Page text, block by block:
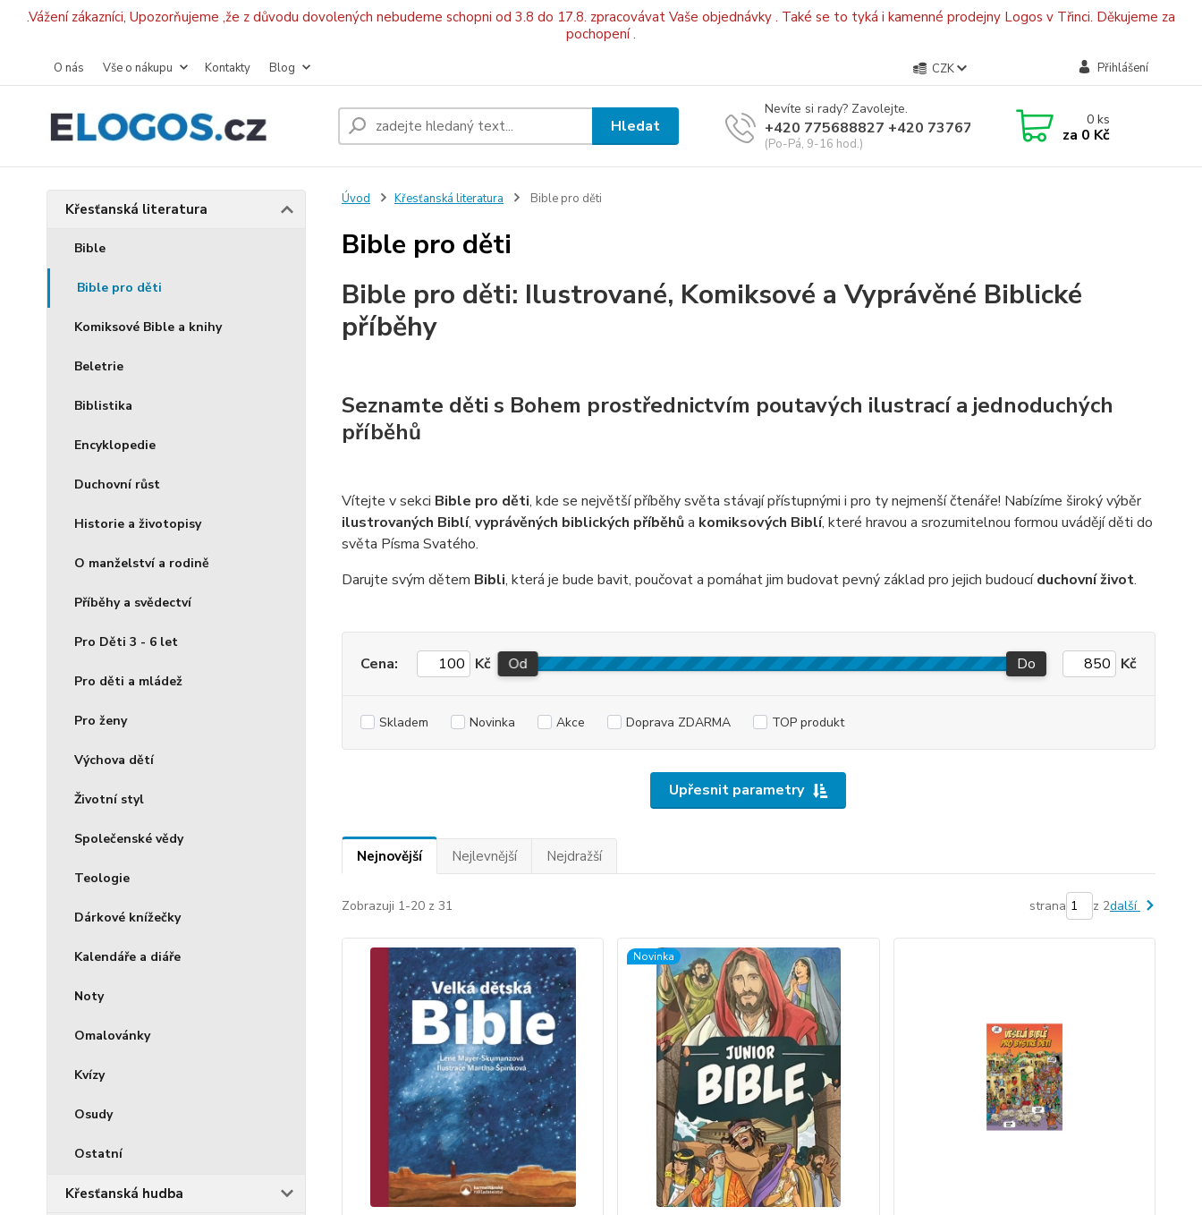
.Vážení zákazníci, Upozorňujeme ,že z důvodu dovolených nebudeme schopni od 3.8 do 17.8. zpracovávat Vaše objednávky . Také se to tyká i kamenné prodejny Logos v Třinci. Děkujeme za
pochopení .
O nás Vše o nákupu Kontakty Blog CZK Přihlášení
Hledat
Nevíte si rady? Zavolejte.
+420 775688827 +420 737670415
(Po-Pá, 9-16 hod.)
0ks
za 0 Kč
Křesťanská literatura
Bible
Bible pro děti
Komiksové Bible a knihy
Beletrie
Biblistika
Encyklopedie
Duchovní růst
Historie a životopisy
O manželství a rodině
Příběhy a svědectví
Pro Děti 3 - 6 let
Pro děti a mládež
Pro ženy
Výchova dětí
Životní styl
Společenské vědy
Teologie
Dárkové knížečky
Kalendáře a diáře
Noty
Omalovánky
Kvízy
Osudy
Ostatní
Křesťanská hudba
Úvod Křesťanská literatura Bible pro děti
Bible pro děti
Bible pro děti: Ilustrované, Komiksové a Vyprávěné Biblické
příběhy
Seznamte děti s Bohem prostřednictvím poutavých ilustrací a jednoduchých
příběhů
Vítejte v sekci Bible pro děti, kde se největší příběhy světa stávají přístupnými i pro ty nejmenší čtenáře! Nabízíme široký výběr
ilustrovaných Biblí, vyprávěných biblických příběhůa komiksových Biblí, které hravou a srozumitelnou formou uvádějí děti do
světa Písma Svatého.
Darujte svým dětem Bibli, která je bude bavit, poučovat a pomáhat jim budovat pevný základ pro jejich budoucíduchovní život.
Upřesnit parametry
Cena: Kč Od Do Kč
Skladem Novinka Akce Doprava ZDARMA TOP produkt
Nejnovější Nejlevnější Nejdražší
Zobrazuji 1-20 z 31 strana z 2další
Novinka